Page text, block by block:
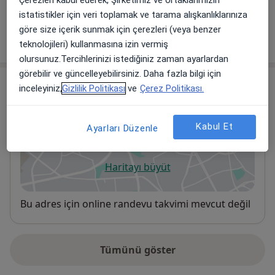
Sivas
Doktor Muayenehanesi
Adres
Haritayı büyütyeni bir sekmede açılır
Uygunluk
Bu adres için online randevu takvimi mevcut değil
Tümünü göster
adres hakkında
istatistikler için veri toplamak ve tarama alışkanlıklarınıza
göre size içerik sunmak için çerezleri (veya benzer
teknolojileri) kullanmasına izin vermiş
olursunuz.Tercihlerinizi istediğiniz zaman ayarlardan
görebilir ve güncelleyebilirsiniz. Daha fazla bilgi için
inceleyiniz,Gizlilik Politikası ve Çerez Politikası.
Ayarları Düzenle Kabul Et